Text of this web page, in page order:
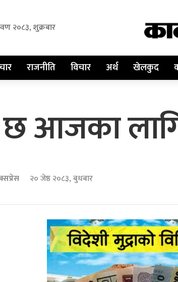
२०८३, शुक्रबार
राजनीति विचार अर्थ खेलकुद
आजका लागि
२० जेष्ठ २०८३, बुधबार